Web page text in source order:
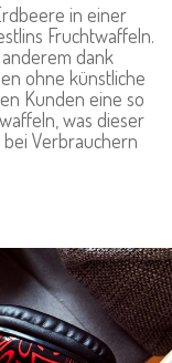
in einer
Fruchtwaffeln.
dank
ohne künstliche
Kunden eine so
was dieser
Verbrauchern